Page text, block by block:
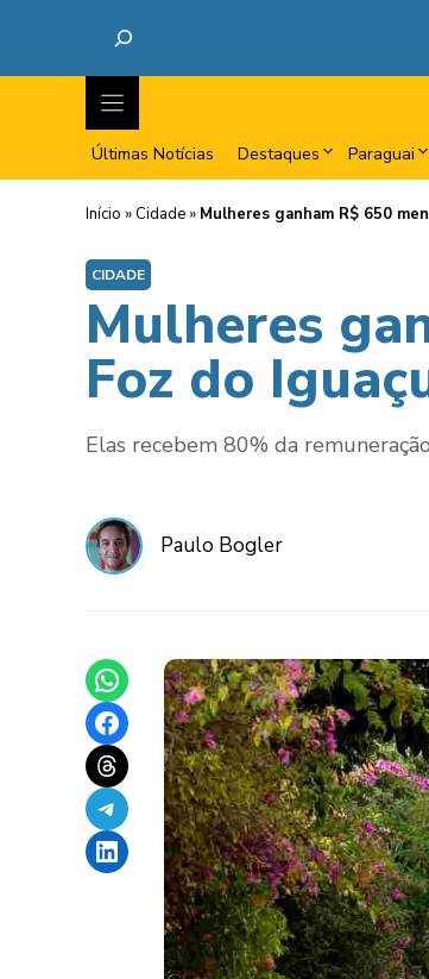
Últimas Notícias Destaques Paraguai
Início » Cidade » Mulheres ganham R$ 650
CIDADE
Mulheres
Foz do
Elas recebem 80% da
Paulo Bogler
Share on WhatsApp
Share on Facebook
Share on Threads
Share on Telegram
Share on LinkedIn